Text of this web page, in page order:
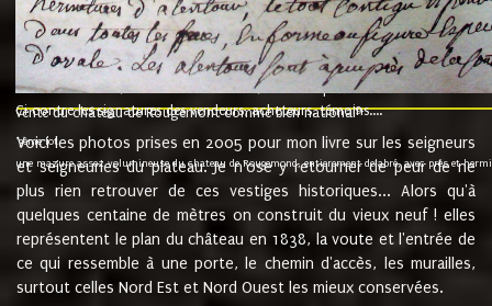
que le dit seigneur Baron de la Vellière a sur ses hommes, indivisables et
de la Velliere tout ainsi et comme le dit seigneur Baron et ses
présent......"
suivent les rentes, donation des terriers, etc... au prix de 880 livre louis
Ci contre les signatures des vendeurs, acheteurs, témoins....
vente du château de Rougemont comme bien national9.
"3ème lot
une mazure assez volumineuse du chateau de Rougemond, entierement delabré, avec près et
Voici les photos prises en 2005 pour mon livre sur les seigneurs
et seigneuries du plateau. Je n'ose y retourner de peur de ne
plus rien retrouver de ces vestiges historiques... Alors qu'à
quelques centaine de mètres on construit du vieux neuf ! elles
représentent le plan du château en 1838, la voute et l'entrée de
ce qui ressemble à une porte, le chemin d'accès, les murailles,
surtout celles Nord Est et Nord Ouest les mieux conservées.